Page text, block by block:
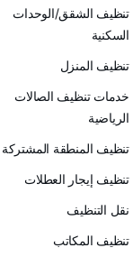
تنظيف الشقق/الوحدات
السكنية
تنظيف المنزل
خدمات تنظيف الصالات
الرياضية
تنظيف المنطقة المشتركة
تنظيف إيجار العطلات
نقل التنظيف
تنظيف المكاتب